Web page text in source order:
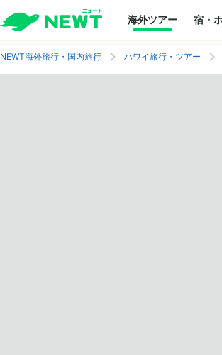
海外ツアー 宿・
NEWT海外旅行・国内旅行 ハワイ旅行・ツアー